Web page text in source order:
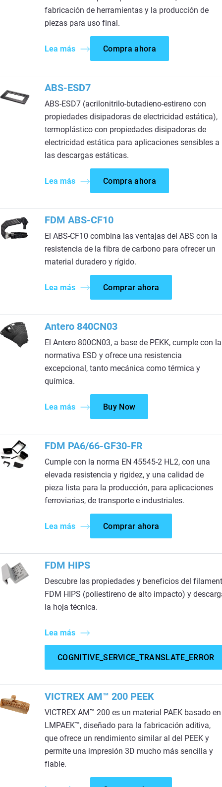
fabricación de herramientas y la producción de
piezas para uso final.
Lea más Compra ahora
ABS-ESD7
ABS-ESD7 (acrilonitrilo-butadieno-estireno con
propiedades disipadoras de electricidad estática),
termoplástico con propiedades disipadoras de
electricidad estática para aplicaciones sensibles a
las descargas estáticas.
Lea más Compra ahora
FDM ABS-CF10
El ABS-CF10 combina las ventajas del ABS con la
resistencia de la fibra de carbono para ofrecer un
material duradero y rígido.
Lea más Comprar ahora
Antero 840CN03
El Antero 800CN03, a base de PEKK, cumple con la
normativa ESD y ofrece una resistencia
excepcional, tanto mecánica como térmica y
química.
Lea más Buy Now
FDM PA6/66-GF30-FR
Cumple con la norma EN 45545-2 HL2, con una
elevada resistencia y rigidez, y una calidad de
pieza lista para la producción, para aplicaciones
ferroviarias, de transporte e industriales.
Lea más Comprar ahora
FDM HIPS
Descubre las propiedades y beneficios del
FDM HIPS (poliestireno de alto impacto) y
la hoja técnica.
Lea más
COGNITIVE_SERVICE_TRANSLATE_ERROR
VICTREX AM™ 200 PEEK
VICTREX AM™ 200 es un material PAEK basado en
LMPAEK™, diseñado para la fabricación aditiva,
que ofrece un rendimiento similar al del PEEK y
permite una impresión 3D mucho más sencilla y
fiable.